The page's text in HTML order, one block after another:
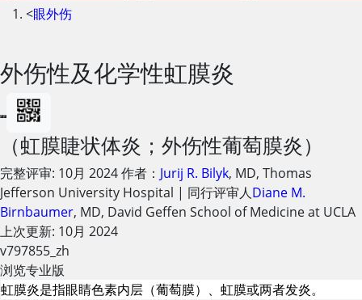
<眼外伤
外伤性及化学性虹膜炎
（虹膜睫状体炎；外伤性葡萄膜炎）
完整评审: 10月 2024作者： Jurij R. Bilyk, MD, Thomas
Jefferson University Hospital | 同行评审人Diane M.
Birnbaumer, MD, David Geffen School of Medicine at UCLA
上次更新: 10月 2024
v797855_zh
浏览专业版
虹膜炎是指眼睛色素内层（葡萄膜）、虹膜或两者发炎。